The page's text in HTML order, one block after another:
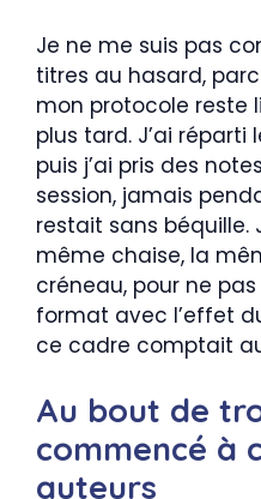
Je ne me suis pas
titres au hasard,
mon protocole reste
plus tard. J’ai réparti
puis j’ai pris des
session, jamais
restait sans béquille.
même chaise, la
créneau, pour ne
format avec l’effet
ce cadre comptait
Au bout de
commencé à
auteurs